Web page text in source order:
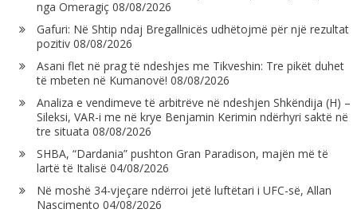
nga Omeragiç 08/08/2026
Gafuri: Në Shtip ndaj Bregallnicës udhëtojmë për një rezultat
pozitiv 08/08/2026
Asani flet në prag të ndeshjes me Tikveshin: Tre pikët duhet
të mbeten në Kumanovë! 08/08/2026
Analiza e vendimeve të arbitrëve në ndeshjen Shkëndija (H) –
Sileksi, VAR-i me në krye Benjamin Kerimin ndërhyri saktë në
tre situata 08/08/2026
SHBA, “Dardania” pushton Gran Paradison, majën më të
lartë të Italisë 04/08/2026
Në moshë 34-vjeçare ndërroi jetë luftëtari i UFC-së, Allan
Nascimento 04/08/2026